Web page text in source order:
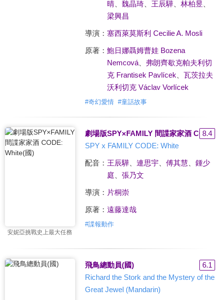
晴、 魏晶琦、 王辰驊、 林柏昱
梁興昌
導演： 塞西萊莫斯利 Cecilie A. Mosli
原著： 鮑日娜聶姆曹娃 Bozena
Nemcová、 弗朗齊歇克帕夫利切
克 Frantisek Pavlícek
瓦茨拉夫
沃利切克 Václav Vorlícek
#奇幻愛情 #童話故事
安妮亞挑戰史上最大任務
劇場版SPY×FAMILY 間諜家家酒 CODE:
8.4
SPY x FAMILY CODE: White
配音： 王辰驊、 連思宇、 傅其慧、 鍾少
庭
張乃文
導演： 片桐崇
原著： 遠藤達哉
#諜報動作
飛鳥總動員(國)
6.1
Richard the Stork and the Mystery of the
Great Jewel (Mandarin)